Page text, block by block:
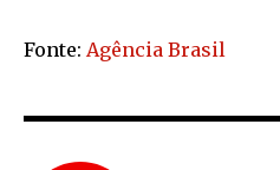
Fonte: Agência Brasil